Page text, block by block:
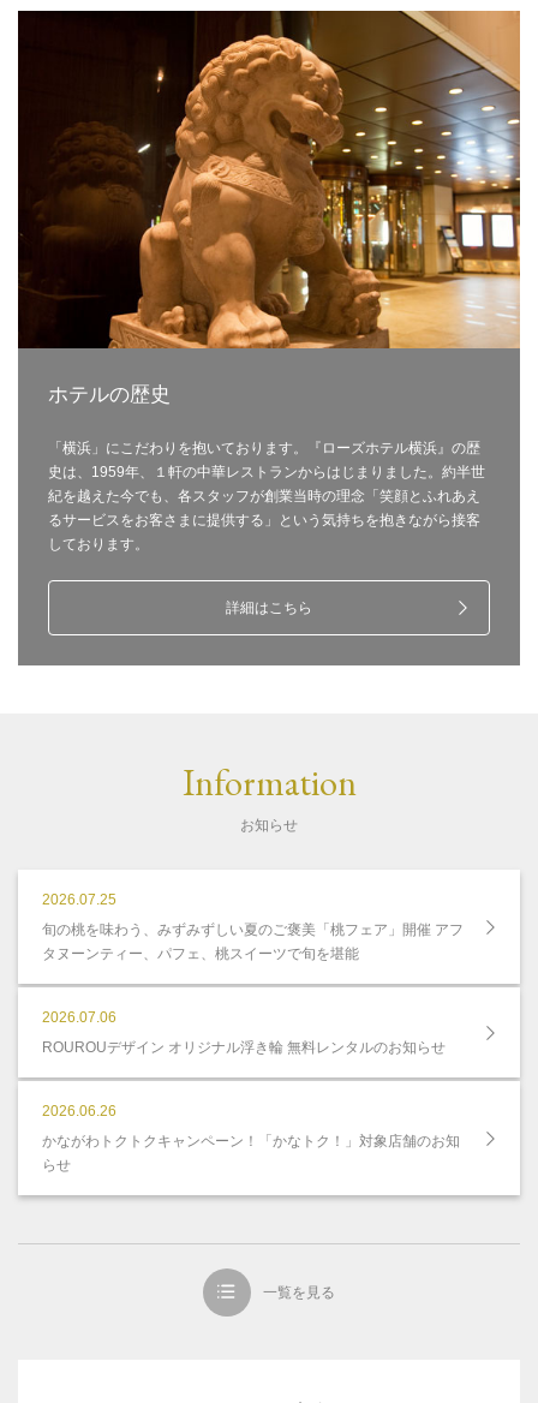
ホテルの歴史
「横浜」にこだわりを抱いております。『ローズホテル横浜』の歴
史は、1959年、１軒の中華レストランからはじまりました。約半世
紀を越えた今でも、各スタッフが創業当時の理念「笑顔とふれあえ
るサービスをお客さまに提供する」という気持ちを抱きながら接客
しております。
詳細はこちら
Information
お知らせ
2026.07.25
旬の桃を味わう、みずみずしい夏のご褒美「桃フェア」開催 アフ
タヌーンティー、パフェ、桃スイーツで旬を堪能
2026.07.06
ROUROUデザイン オリジナル浮き輪 無料レンタルのお知らせ
2026.06.26
かながわトクトクキャンペーン！「かなトク！」対象店舗のお知
らせ
一覧を見る